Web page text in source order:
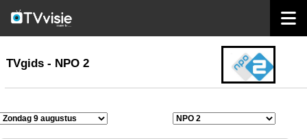
TVgids
TVgids - NPO 2